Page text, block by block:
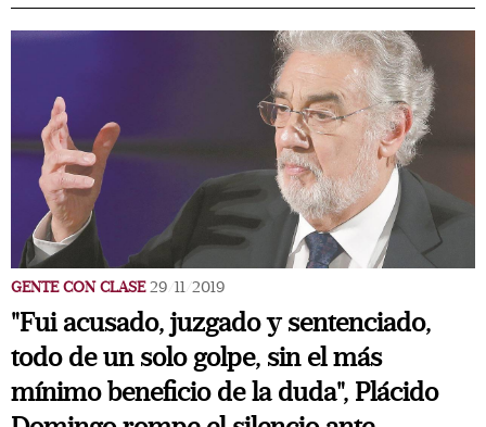
GENTE CON CLASE 29/11/2019
"Fui acusado, juzgado y sentenciado,
todo de un solo golpe, sin el más
mínimo beneficio de la duda", Plácido